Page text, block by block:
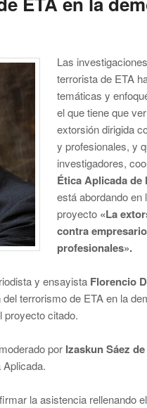
Las
terrorista de ETA
temáticas y
el que tiene que
extorsión dirigida
y profesionales,y
investigadores,
Ética Aplicada de
está abordando en
proyecto «La
contra
profesionales».
y ensayista Florencio
terrorismo de ETA en la
proyecto citado.
por Izaskun Sáez
la asistencia rellenando